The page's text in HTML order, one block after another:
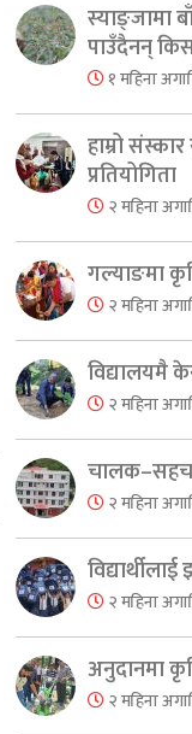
Share
स्याङ्जामा
पाउँदैनन्
१ महिना
हाम्रो
प्रतियोगिता
२ महिना
गल्याङमा
२ महिना
विद्यालयमै
२ महिना
२ महिना
२ महिना
अनुदानमा
२ महिना